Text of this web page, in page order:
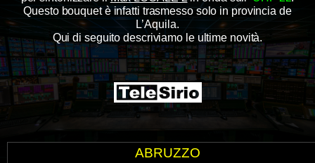
Questo bouquet è infatti trasmesso solo in provincia de
L’Aquila.
Qui di seguito descriviamo le ultime novità.
ABRUZZO